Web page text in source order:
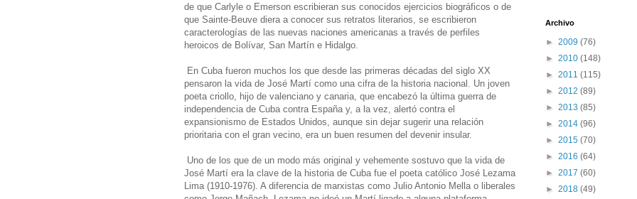
de que Carlyle o Emerson escribieran sus conocidos ejercicios biográficos o de
que Sainte-Beuve diera a conocer sus retratos literarios, se escribieron
caracterologías de las nuevas naciones americanas a través de perfiles
heroicos de Bolívar, San Martín e Hidalgo.
En Cuba fueron muchos los que desde las primeras décadas del siglo XX
pensaron la vida de José Martí como una cifra de la historia nacional. Un joven
poeta criollo, hijo de valenciano y canaria, que encabezó la última guerra de
independencia de Cuba contra España y, a la vez, alertó contra el
expansionismo de Estados Unidos, aunque sin dejar sugerir una relación
prioritaria con el gran vecino, era un buen resumen del devenir insular.
Uno de los que de un modo más original y vehemente sostuvo que la vida de
José Martí era la clave de la historia de Cuba fue el poeta católico José Lezama
Lima (1910-1976). A diferencia de marxistas como Julio Antonio Mella o liberales
Archivo
► 2009 (76)
► 2010 (148)
► 2011 (115)
► 2012 (89)
► 2013 (85)
► 2014 (96)
► 2015 (70)
► 2016 (64)
► 2017 (60)
► 2018 (49)